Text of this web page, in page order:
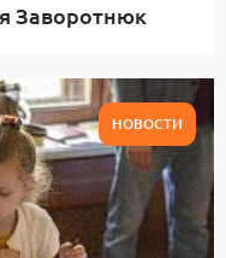
Заворотнюк
НОВОСТИ